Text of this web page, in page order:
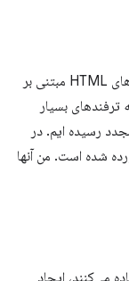
فراموش نکنیم از کجا آمده ایم. راه رسیدن به قالب‌های HTML مبتنی بر
بسیار
رسیده ایم. در
شده است. من آنها
می‌کنند، ایجاد